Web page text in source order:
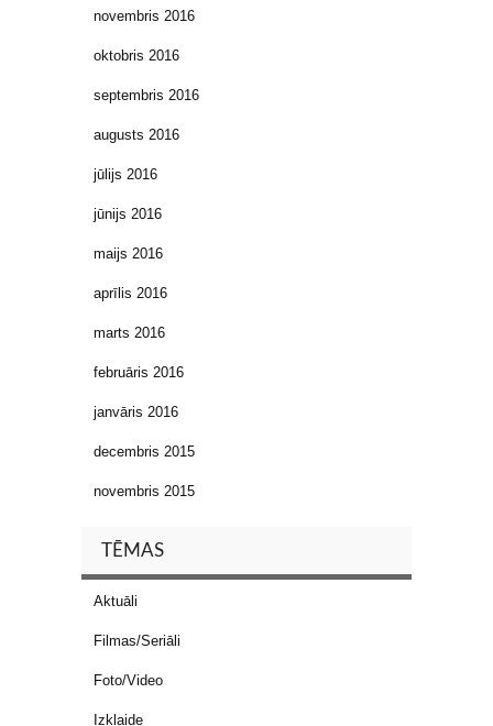
novembris 2016
oktobris 2016
septembris 2016
augusts 2016
jūlijs 2016
jūnijs 2016
maijs 2016
aprīlis 2016
marts 2016
februāris 2016
janvāris 2016
decembris 2015
novembris 2015
TĒMAS
Aktuāli
Filmas/Seriāli
Foto/Video
Izklaide